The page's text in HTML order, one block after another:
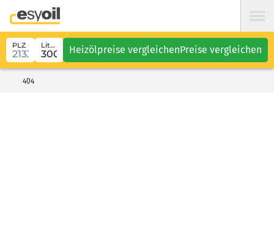
PLZ Liter Heizölpreise vergleichenPreise vergleichen
404